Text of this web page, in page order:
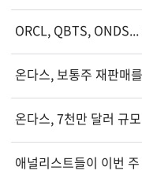
ORCL, QBTS,
온다스, 보통주 재판매
온다스, 7천만 달러 규
애널리스트들이 이번